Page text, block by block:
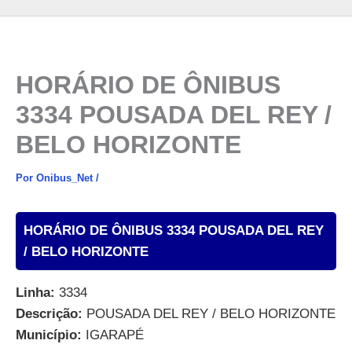
HORÁRIO DE ÔNIBUS
3334 POUSADA DEL REY /
BELO HORIZONTE
Por Onibus_Net /
HORÁRIO DE ÔNIBUS 3334 POUSADA DEL REY
/ BELO HORIZONTE
Linha: 3334
Descrição: POUSADA DEL REY / BELO HORIZONTE
Município: IGARAPÉ